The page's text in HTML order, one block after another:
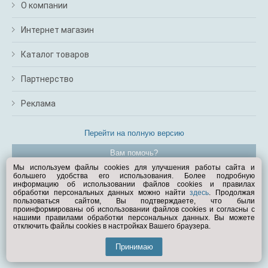
О компании
Интернет магазин
Каталог товаров
Партнерство
Реклама
Перейти на полную версию
Вам помочь?
© Exist.ru 1998—2026
Мы используем файлы cookies для улучшения работы сайта и
большего удобства его использования. Более подробную
информацию об использовании файлов cookies и правилах
обработки персональных данных можно найтиздесь. Продолжая
пользоваться сайтом, Вы подтверждаете, что были
проинформированы об использовании файлов cookies и согласны с
нашими правилами обработки персональных данных. Вы можете
отключить файлы cookies в настройках Вашего браузера.
Принимаю